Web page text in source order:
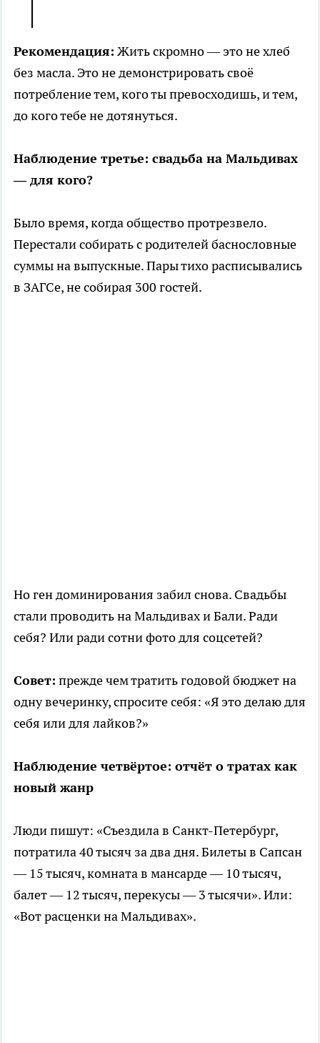
Рекомендация: Жить скромно — это не хлеб
без масла. Это не демонстрировать своё
потребление тем, кого ты превосходишь, и тем,
до кого тебе не дотянуться.
Наблюдение третье: свадьба на Мальдивах
— для кого?
Было время, когда общество протрезвело.
Перестали собирать с родителей баснословные
суммы на выпускные. Пары тихо расписывались
в ЗАГСе, не собирая 300 гостей.
Но ген доминирования забил снова. Свадьбы
стали проводить на Мальдивах и Бали. Ради
себя? Или ради сотни фото для соцсетей?
Совет: прежде чем тратить годовой бюджет на
одну вечеринку, спросите себя: «Я это делаю для
себя или для лайков?»
Наблюдение четвёртое: отчёт о тратах как
новый жанр
Люди пишут: «Съездила в Санкт-Петербург,
потратила 40 тысяч за два дня. Билеты в Сапсан
— 15 тысяч, комната в мансарде — 10 тысяч,
балет — 12 тысяч, перекусы — 3 тысячи». Или:
«Вот расценки на Мальдивах».